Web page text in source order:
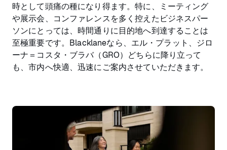
時として頭痛の種になり得ます。特に、ミーティング
や展示会、コンファレンスを多く控えたビジネスパー
ソンにとっては、時間通りに目的地へ到達することは
至極重要です。Blacklaneなら、エル・プラット、ジロ
ーナ＝コスタ・ブラバ（GRO）どちらに降り立って
も、市内へ快適、迅速にご案内させていただきます。